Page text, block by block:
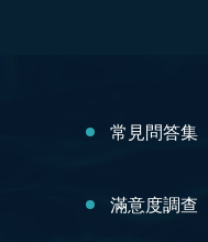
常見問答集
滿意度調查